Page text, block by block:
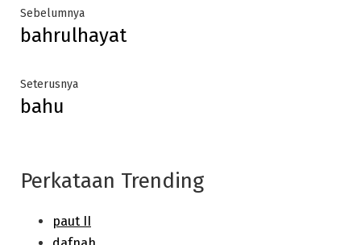
Post
navigation
SebelumnyaPrevious
post:
bahrulhayat
SeterusnyaNext
bahu
Perkataan Trending